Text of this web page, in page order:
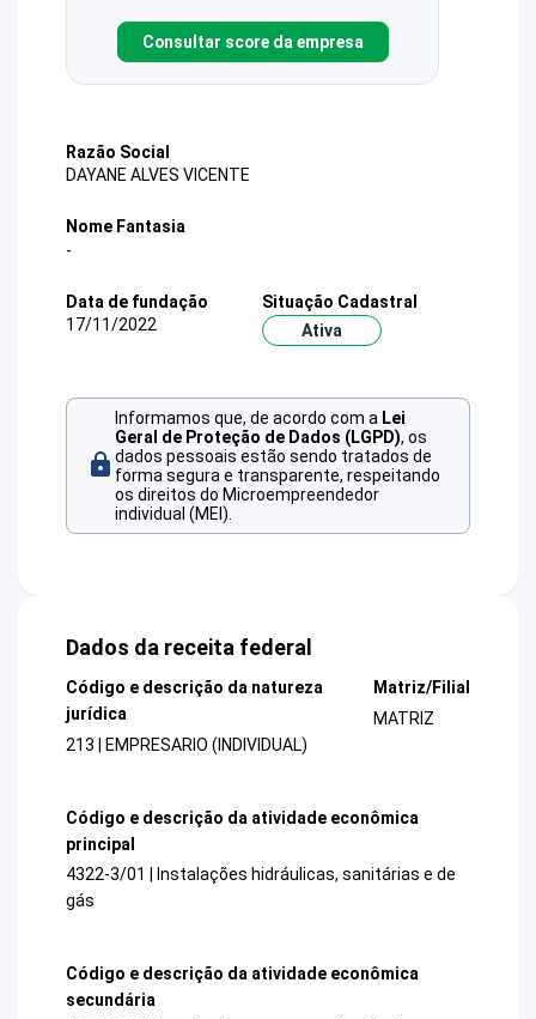
Consultar score da empresa
Razão Social
DAYANE ALVES VICENTE
Nome Fantasia
-
Data de fundação
17/11/2022
Situação Cadastral
Ativa
Informamos que, de acordo com a Lei
Geral de Proteção de Dados (LGPD), os
dados pessoais estão sendo tratados de
forma segura e transparente, respeitando
os direitos do Microempreendedor
individual (MEI).
Dados da receita federal
Código e descrição da natureza
jurídica
213 | EMPRESARIO (INDIVIDUAL)
Matriz/Filial
MATRIZ
Código e descrição da atividade econômica
principal
4322-3/01 | Instalações hidráulicas, sanitárias e de
gás
Código e descrição da atividade econômica
secundária